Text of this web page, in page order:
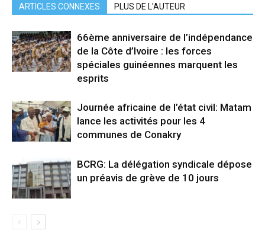
ARTICLES CONNEXES PLUS DE L'AUTEUR
66ème anniversaire de l’indépendance
de la Côte d’Ivoire : les forces
spéciales guinéennes marquent les
esprits
Journée africaine de l’état civil: Matam
lance les activités pour les 4
communes de Conakry
BCRG: La délégation syndicale dépose
un préavis de grève de 10 jours